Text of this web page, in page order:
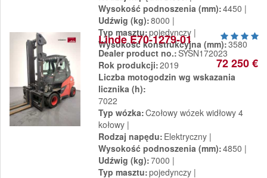
Wysokość podnoszenia (mm) 4450
Udźwig (kg) 8000
Typ masztu pojedynczy
Wysokość konstrukcyjna (mm) 3580
72 250 €
Linde E70-1279-01
Dealer product no. SYSN172023
Rok produkcji 2019
Liczba motogodzin wg wskazania
licznika (h)
7022
Typ wózka Czołowy wózek widłowy 4
kołowy
Rodzaj napędu Elektryczny
Wysokość podnoszenia (mm) 4850
Udźwig (kg) 7000
Typ masztu pojedynczy